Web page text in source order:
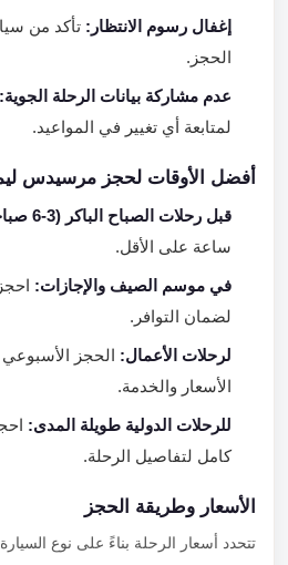
إغفال رسوم الانتظار:تأكد من
الحجز.
عدم مشاركة بيانات الرحلة الجوية:
لمتابعة أي تغيير في المواعيد.
أفضل الأوقات لحجز مرسيدس
قبل رحلات الصباح الباكر (3-6 صباحاً):
ساعة على الأقل.
في موسم الصيف والإجازات:احجز
لضمان التوافر.
لرحلات الأعمال:الحجز الأسبوعي
الأسعار والخدمة.
للرحلات الدولية طويلة المدى:احجز
كامل لتفاصيل الرحلة.
الأسعار وطريقة الحجز
تتحدد أسعار الرحلة بناءً على نوع السيارة